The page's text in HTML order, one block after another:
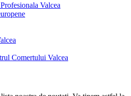
Valcea
Comertului Valcea